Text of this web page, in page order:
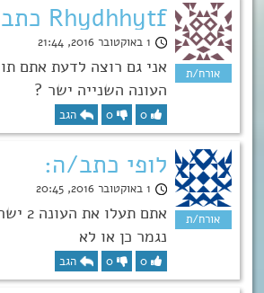
Rhydhhytf כתב/ה:
1 באוקטובר 2016, 21:44
אני גם רוצה לדעת אתם
העונה השנייה ישר ?
0
0 הגב
לופי כתב/ה:
1 באוקטובר 2016, 20:45
אתם
נגמר כן או לא
0
0 הגב